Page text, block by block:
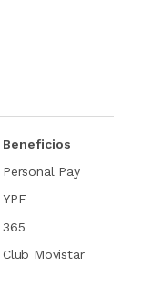
Beneficios
Personal Pay
YPF
365
Club Movistar